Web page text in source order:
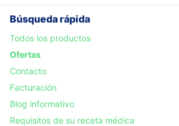
Búsqueda rápida
Todos los productos
Ofertas
Contacto
Facturación
Blog informativo
Requisitos de su receta médica